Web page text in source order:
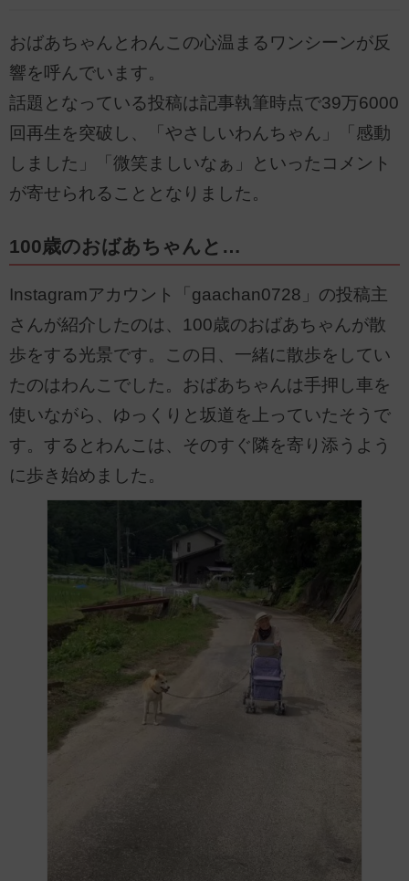
おばあちゃんとわんこの心温まるワンシーンが反
響を呼んでいます。
話題となっている投稿は記事執筆時点で39万6000
回再生を突破し、「やさしいわんちゃん」「感動
しました」「微笑ましいなぁ」といったコメント
が寄せられることとなりました。
100歳のおばあちゃんと…
Instagramアカウント「gaachan0728」の投稿主
さんが紹介したのは、100歳のおばあちゃんが散
歩をする光景です。この日、一緒に散歩をしてい
たのはわんこでした。おばあちゃんは手押し車を
使いながら、ゆっくりと坂道を上っていたそうで
す。するとわんこは、そのすぐ隣を寄り添うよう
に歩き始めました。